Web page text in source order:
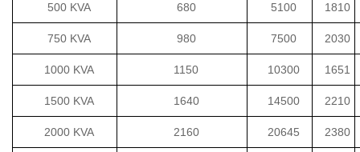
500 KVA 680 5100 1810
750 KVA 980 7500 2030
1000 KVA 1150 10300 1651
1500 KVA 1640 14500 2210
2000 KVA 2160 20645 2380